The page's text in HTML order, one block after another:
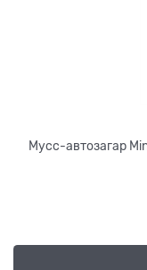
Мусс-автозагар